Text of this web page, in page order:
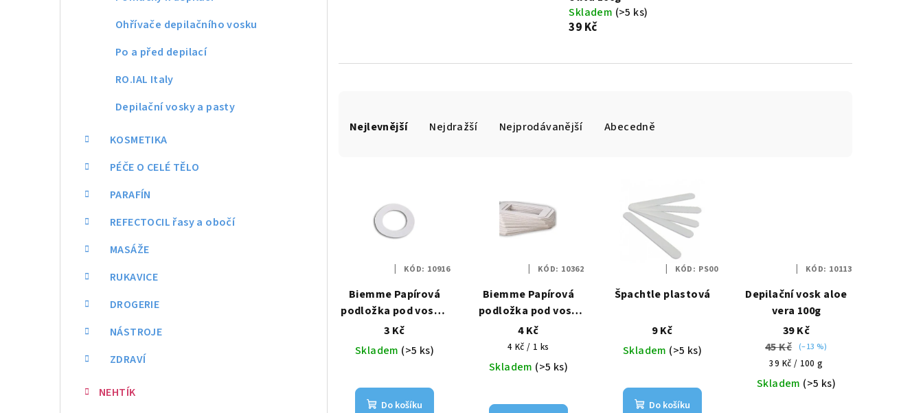
Ohřívače depilačního vosku
Po a před depilací
RO.IAL Italy
Depilační vosky a pasty
KOSMETIKA
PÉČE O CELÉ TĚLO
PARAFÍN
REFECTOCIL řasy a obočí
MASÁŽE
RUKAVICE
DROGERIE
NÁSTROJE
ZDRAVÍ
NEHTÍK
Skladem (>5 ks)
39 Kč
a
o
Nejlevnější Nejdražší Nejprodávanější Abecedně
s
p
Biemme Papírová
podložka pod vosk v
plechovce 1 ks
3 Kč
Skladem (>5 ks)
Do košíku
KÓD: 10916
Biemme Papírová
podložka pod vosk
do MONO ohřívače 1
ks
4 Kč
Měrná
cena:
4 Kč / 1 ks
Skladem (>5 ks)
KÓD: 10362
Špachtle plastová
9 Kč
Skladem (>5 ks)
Do košíku
KÓD: PS00
Depilační vosk aloe
vera 100g
39 Kč
45 Kč (–13 %)
Měrná
cena:
39 Kč / 100 g
Skladem (>5 ks)
KÓD: 10113